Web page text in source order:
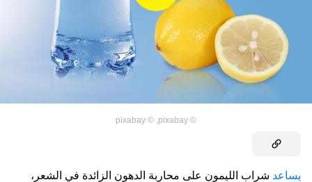
©
pixabay
©
pixabay
يساعد شراب الليمون على محاربة الدهون الزائدة في الشعر،